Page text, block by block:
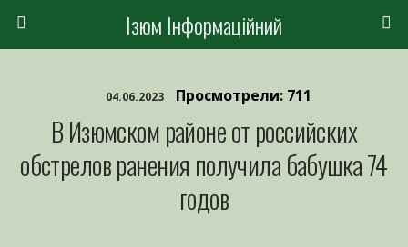
Ізюм Інформаційний
04.06.2023 Просмотрели: 711
В Изюмском районе от российских
обстрелов ранения получила бабушка 74
годов